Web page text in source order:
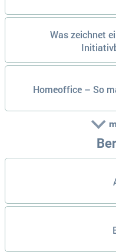
Was zeichnet
Homeoffice – So